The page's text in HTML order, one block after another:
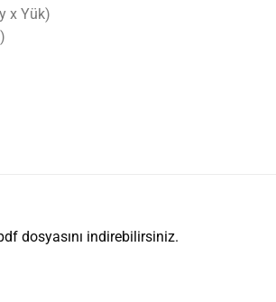
x Yük)
dosyasını indirebilirsiniz.